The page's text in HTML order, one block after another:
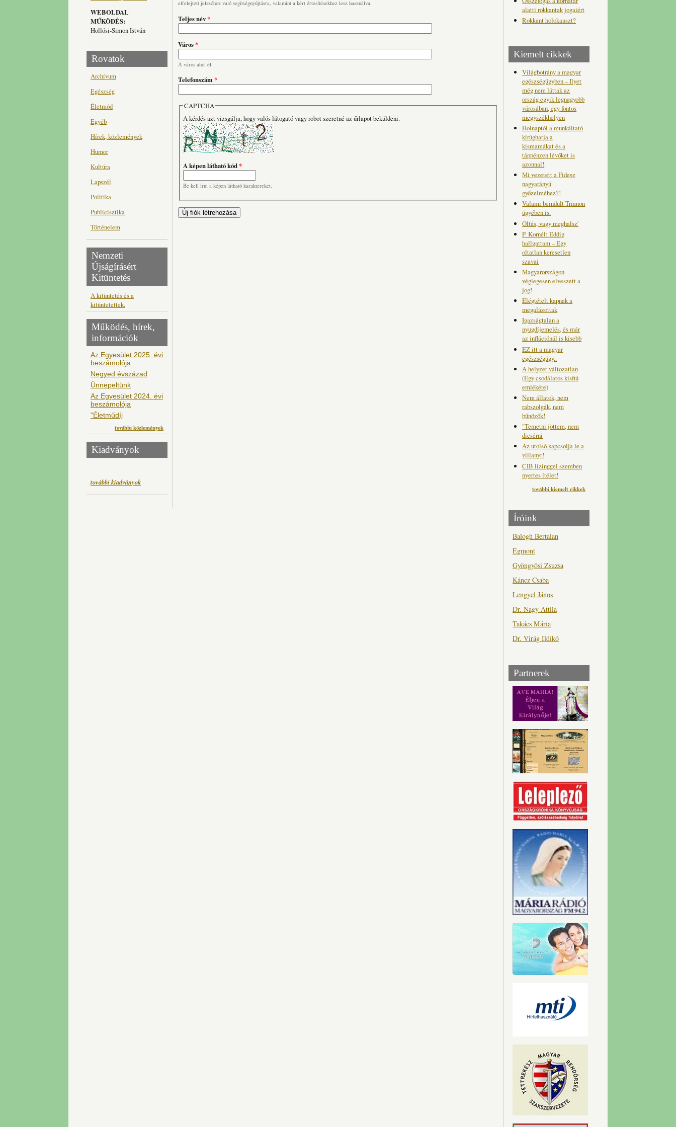
WEBOLDAL
MŰKÖDÉS:
Hollósi-Simon István
Rovatok
Archívum
Egészség
Életmód
Egyéb
Hírek, közlemények
Humor
Kultúra
Lapszél
Politika
Publicisztika
Történelem
Nemzeti
Újságírásért
Kitüntetés
A kitüntetés és a
kitüntetettek.
Működés, hírek,
információk
Az Egyesület 2025. évi
beszámolója
Negyed évszázad
Ünnepeltünk
Az Egyesület 2024. évi
beszámolója
"Életműdíj
további közlemények
Kiadványok
további kiadványok
elfelejtett jelszóhoz való segítségnyújtásra, valamint a kért értesítésekhez lesz használva.
Teljes név*
Város*
A város ahol él.
Telefonszám*
CAPTCHA
A kérdés azt vizsgálja, hogy valós látogató vagy robot szeretné az űrlapot beküldeni.
A képen látható kód*
Be kell írni a képen látható karaktereket.
alatti rokkantak jogaiért
Rokkant holokauszt?
Kiemelt cikkek
Világbotrány a magyar
egészségügyben – Ilyet
még nem láttak az
ország egyik legnagyobb
városában, egy fontos
megyszékhelyen
Holnaptól a munkáltató
kirúghatja a
kismamákat és a
táppénzen lévőket is
azonnal!
Mi vezetett a Fidesz
nagyarányú
győzelméhez?!
Valami beindult Trianon
ügyében is.
Oltás, vagy meghalsz'
P. Kornél: Eddig
hallgattam – Egy
oltatlan keresetlen
szavai
Magyarországon
véglegesen elveszett a
jog!
Elégtételt kapnak a
megalázottak
Igazságtalan a
nyugdíjemelés, és már
az inflációnál is kisebb
EZ itt a magyar
egészségügy..
A helyzet változatlan
(Egy csodálatos kisfiú
emlékére)
Nem állatok, nem
rabszolgák, nem
bűnözők!
"Temetni jöttem, nem
dicsérni
Az utolsó kapcsolja le a
villanyt!
CIB lizinggel szemben
nyertes ítélet!
további kiemelt cikkek
Íróink
Balogh Bertalan
Egmont
Gyöngyösi Zsuzsa
Káncz Csaba
Lengyel János
Dr. Nagy Attila
Takács Mária
Dr. Virág Ildikó
Partnerek